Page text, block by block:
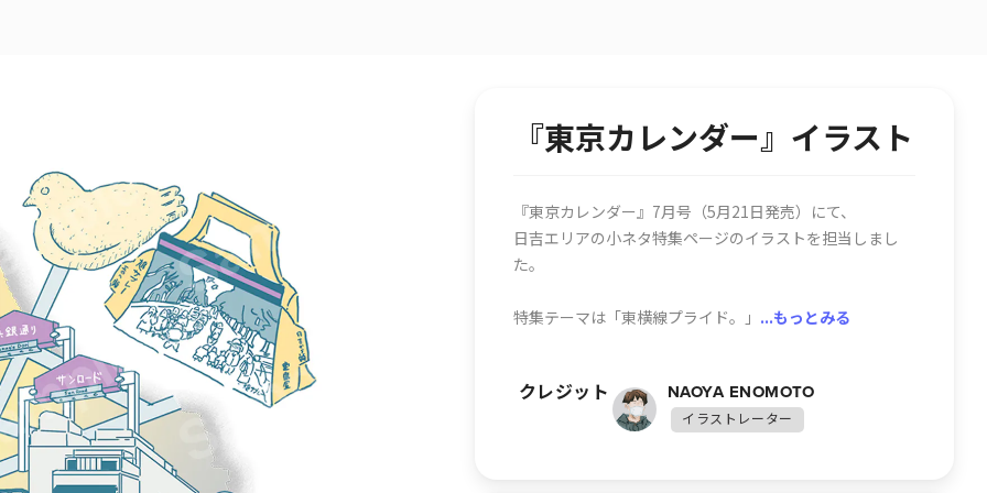
『東京カレンダー』イラスト
『東京カレンダー』7月号（5月21日発売）にて、
日吉エリアの小ネタ特集ページのイラストを担当しまし
た。
特集テーマは「東横線プライド。」 ...もっとみる
クレジット NAOYA ENOMOTO
イラストレーター